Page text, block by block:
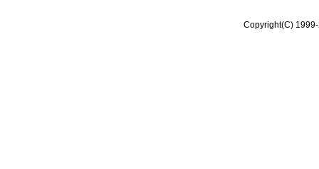
Copyright(C)